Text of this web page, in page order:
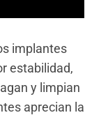
implantes
estabilidad,
y limpian
aprecian la